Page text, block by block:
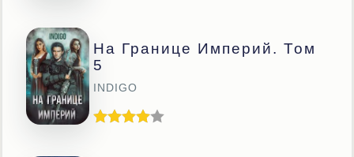
На Границе Империй. Том
5
INDIGO